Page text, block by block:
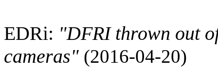
EDRi: "DFRI thrown out
cameras" (2016-04-20)